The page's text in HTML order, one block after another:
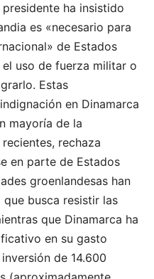
ha insistido
es «necesario para
de Estados
uso de fuerza militar o
Estas
en Dinamarca
mayoría de la
rechaza
en parte de Estados
groenlandesas han
busca resistir las
que Dinamarca ha
en su gasto
de 14.600